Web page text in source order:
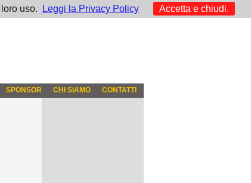
SPONSOR CHI SIAMO CONTATTI
uso. Leggi la Privacy Policy Accetta e chiudi.